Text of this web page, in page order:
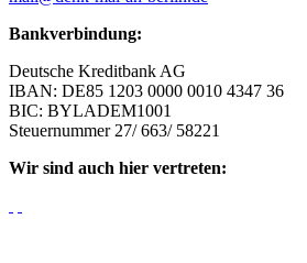
Bankverbindung:
Deutsche Kreditbank AG
IBAN: DE85 1203 0000 0010 4347 36
BIC: BYLADEM1001
Steuernummer 27/ 663/ 58221
Wir sind auch hier vertreten: